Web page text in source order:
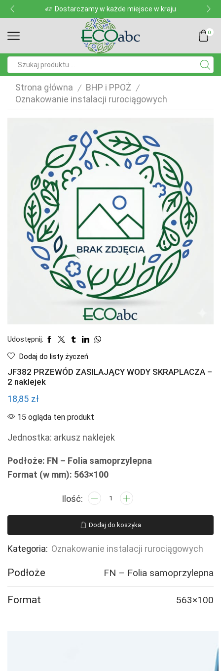
Dostarczamy w każde miejsce w kraju
0
Strona główna / BHP i PPOŻ /
Oznakowanie instalacji rurociągowych
Udostępnij:
Dodaj do listy życzeń
JF382 PRZEWÓD ZASILAJĄCY WODY SKRAPLACZA –
2 naklejek
18,85 zł
15 ogląda ten produkt
Jednostka: arkusz naklejek
Podłoże: FN – Folia samoprzylepna
Format (w mm): 563×100
ilość
PRZEWÓD
ZASILAJĄCY
WODY
Dodaj do koszyka
Kategoria: Oznakowanie instalacji rurociągowych
Podłoże FN – Folia samoprzylepna
Format 563×100